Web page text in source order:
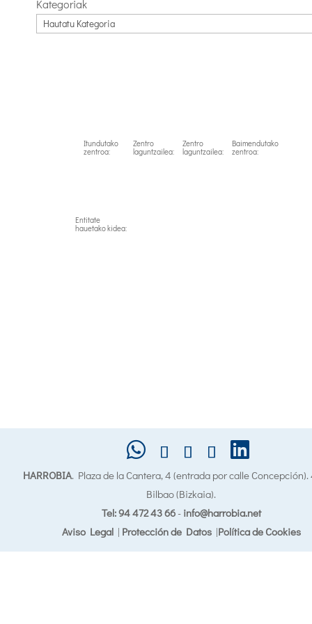
Kategoriak
Itundutako
zentroa:
Zentro
laguntzailea:
Zentro
laguntzailea:
Baimendutako
zentroa:
Entitate
hauetako kidea:
HARROBIA. Plaza de la Cantera, 4 (entrada por calle
Bilbao (Bizkaia).
Tel: 94 472 43 66- info@harrobia.net
Aviso Legal| Protección de Datos|Política de Cookies